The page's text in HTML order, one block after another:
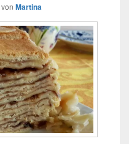
von Martina